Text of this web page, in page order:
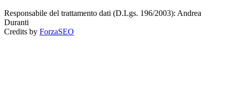
Responsabile del trattamento dati (D.Lgs. 196/2003): Andrea
Duranti
Credits by ForzaSEO